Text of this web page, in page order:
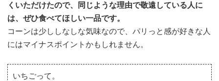
くいただけたので、同じような理由で敬遠している人に
は、ぜひ食べてほしい一品です。
コーンは少ししなしな気味なので、パリっと感が好きな人
にはマイナスポイントかもしれません。
いちごって。